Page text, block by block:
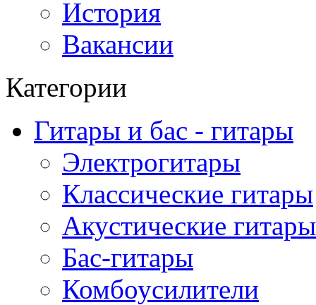
История
Вакансии
Категории
Гитары и бас - гитары
Электрогитары
Классические гитары
Акустические гитары
Бас-гитары
Комбоусилители